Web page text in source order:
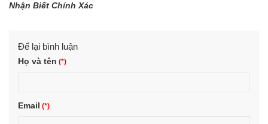
Nhận Biết Chính Xác
Để lại bình luận
Họ và tên
Email